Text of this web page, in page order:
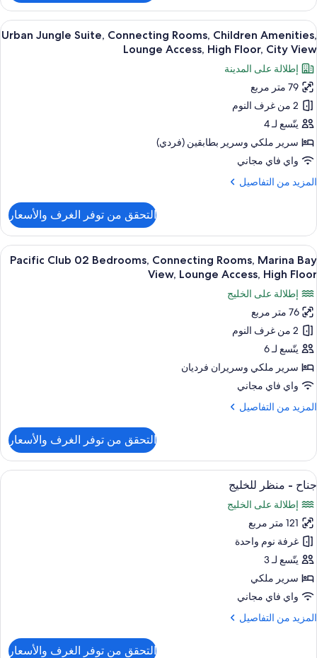
Bay
View,
High
Floor,
Balcony
Executive
Marina
Bay,
1
Bed,
Access
to
Studio26,
Marina
View,
High
Balcony
استعراض
جميع
صور
Urban
Jungle
Suite,
Connecting
Rooms,
Children
Amenities,
Lounge
Floor,
City
View
أغطية فراش متميزة وميني بار وخزنة
5
Urban Jungle Suite, Connecting Rooms, Children Amenities,
Lounge Access, High Floor, City View
إطلالة على المدينة
79 متر مربع
2 من غرف النوم
يتّسع لـ 4
سرير ملكي‫‬ وسرير بطابقين (فردي)
واي فاي مجاني
المزيد من التفاصيل
المزيد
Urban
Jungle
Suite,
Connecting
Children
Amenities,
Lounge
Access,
High
City
View
التحقق من توفر الغرف والأسعار
استعراض
جميع
Pacific
Club
02
Bedrooms,
Connecting
Rooms,
Marina
Bay
Access,
High
Floor
أغطية فراش متميزة وميني بار وخزنة
7
Pacific Club 02 Bedrooms, Connecting Rooms, Marina Bay
View, Lounge Access, High Floor
إطلالة على الخليج
76 متر مربع
2 من غرف النوم
يتّسع لـ 6
سرير ملكي‫‬ وسريران فرديان
واي فاي مجاني
المزيد من التفاصيل
المزيد
Pacific
Club
02
Bedrooms,
Connecting
Rooms,
Marina
Bay
View,
Lounge
Access,
High
التحقق من توفر الغرف والأسعار
استعراض
جميع
صور
جناح
-
منظر
للخليج
أغطية فراش متميزة وميني بار وخزنة
6
جناح - منظر للخليج
إطلالة على الخليج
121 متر مربع
غرفة نوم واحدة
يتّسع لـ 3
سرير ملكي
واي فاي مجاني
المزيد من التفاصيل
المزيد
التحقق من توفر الغرف والأسعار